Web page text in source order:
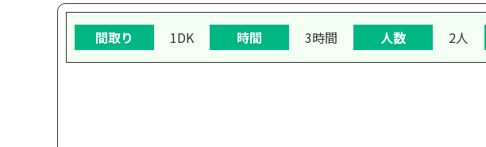
間取り 1DK 時間 3時間 人数 2人